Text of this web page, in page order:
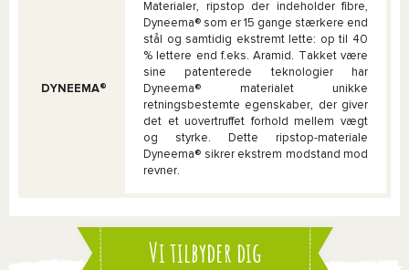
DYNEEMA®
Materialer, ripstop der indeholder fibre,
Dyneema® som er 15 gange stærkere end
stål og samtidig ekstremt lette: op til 40
% lettere end f.eks. Aramid. Takket være
sine patenterede teknologier har
Dyneema® materialet unikke
retningsbestemte egenskaber, der giver
det et uovertruffet forhold mellem vægt
og styrke. Dette ripstop-materiale
Dyneema® sikrer ekstrem modstand mod
revner.
Vi tilbyder dig